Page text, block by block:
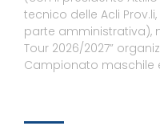
tecnico delle Acli
parte amministrativa),
Tour 2026/2027”
Campionato maschile